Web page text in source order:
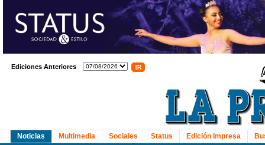
Ediciones Anteriores
Noticias
Multimedia Sociales Status Edición Impresa